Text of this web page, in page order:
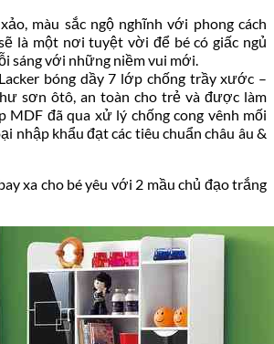
màu sắc ngộ nghĩnh với phong cách
là một nơi tuyệt vời để bé có giấc ngủ
sáng với những niềm vui mới.
bóng dầy 7 lớp chống trầy xước –
sơn ôtô, an toàn cho trẻ và được làm
MDF đã qua xử lý chống cong vênh mối
nhập khẩu đạt các tiêu chuẩn châu âu &
xa cho bé yêu với 2 mầu chủ đạo trắng